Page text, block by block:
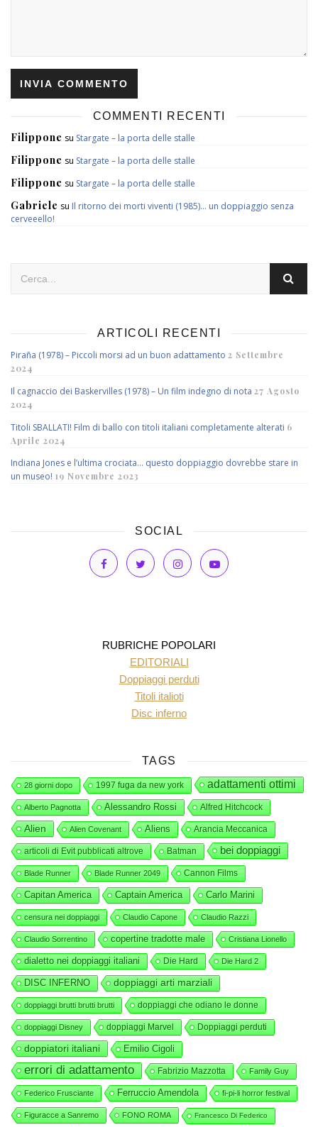
COMMENTI RECENTI
Filippone su Stargate – la porta delle stalle
Filippone su Stargate – la porta delle stalle
Filippone su Stargate – la porta delle stalle
Gabriele su Il ritorno dei morti viventi (1985)… un doppiaggio senza
cerveeello!
ARTICOLI RECENTI
Piraña (1978) – Piccoli morsi ad un buon adattamento 2 Settembre
2024
Il cagnaccio dei Baskervilles (1978) – Un film indegno di nota 27 Agosto
2024
Titoli SBALLATI! Film di ballo con titoli italiani completamente alterati 6
Aprile 2024
Indiana Jones e l’ultima crociata… questo doppiaggio dovrebbe stare in
un museo! 19 Novembre 2023
SOCIAL
RUBRICHE POPOLARI
EDITORIALI
Doppiaggi perduti
Titoli italioti
Disc inferno
TAGS
28 giorni dopo 1997 fuga da new york adattamenti ottimi
Alberto Pagnotta Alessandro Rossi Alfred Hitchcock
Alien Alien Covenant Aliens Arancia Meccanica
articoli di Evit pubblicati altrove Batman bei doppiaggi
Blade Runner Blade Runner 2049 Cannon Films
Capitan America Captain America Carlo Marini
censura nei doppiaggi Claudio Capone Claudio Razzi
Claudio Sorrentino copertine tradotte male Cristiana Lionello
dialetto nei doppiaggi italiani Die Hard Die Hard 2
DISC INFERNO doppiaggi arti marziali
doppiaggi brutti brutti brutti doppiaggi che odiano le donne
doppiaggi Disney doppiaggi Marvel Doppiaggi perduti
doppiatori italiani Emilio Cigoli
errori di adattamento Fabrizio Mazzotta Family Guy
Federico Frusciante Ferruccio Amendola fi-pi-li horror festival
Figuracce a Sanremo FONO ROMA Francesco Di Federico